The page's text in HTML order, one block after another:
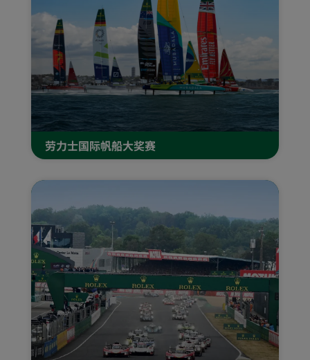
劳力士国际帆船大奖赛